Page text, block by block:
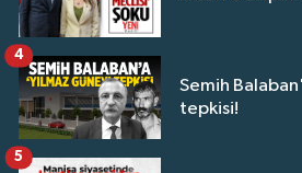
Semih
tepkisi!
4
5